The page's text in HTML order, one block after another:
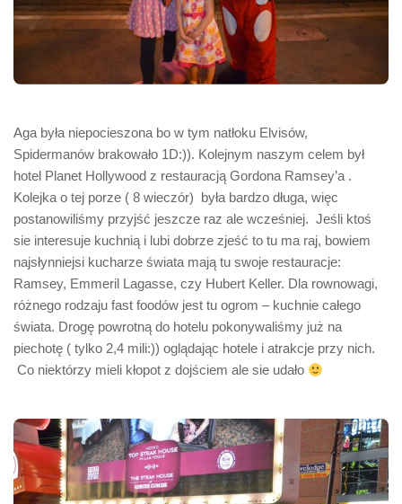
Aga była niepocieszona bo w tym natłoku Elvisów,
Spidermanów brakowało 1D:)). Kolejnym naszym celem był
hotel Planet Hollywood z restauracją Gordona Ramsey’a .
Kolejka o tej porze ( 8 wieczór) była bardzo długa, więc
postanowiliśmy przyjść jeszcze raz ale wcześniej. Jeśli ktoś
sie interesuje kuchnią i lubi dobrze zjeść to tu ma raj, bowiem
najsłynniejsi kucharze świata mają tu swoje restauracje:
Ramsey, Emmeril Lagasse, czy Hubert Keller. Dla rownowagi,
różnego rodzaju fast foodów jest tu ogrom – kuchnie całego
świata. Drogę powrotną do hotelu pokonywaliśmy już na
piechotę ( tylko 2,4 mili:)) oglądając hotele i atrakcje przy nich.
Co niektórzy mieli kłopot z dojściem ale sie udało